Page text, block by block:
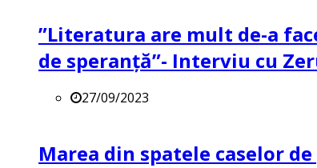
”Literatura are mult de-a
de speranță”- Interviu cu
27/09/2023
Marea din spatele caselor